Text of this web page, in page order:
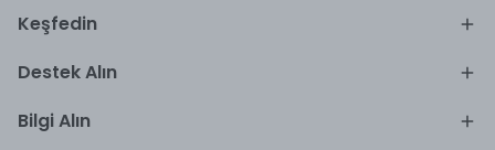
Keşfedin
Destek Alın
Bilgi Alın